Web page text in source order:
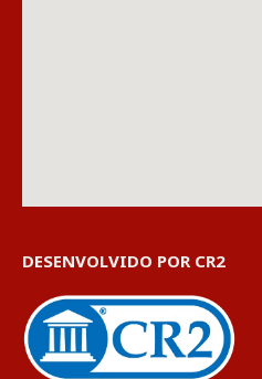
DESENVOLVIDO POR CR2